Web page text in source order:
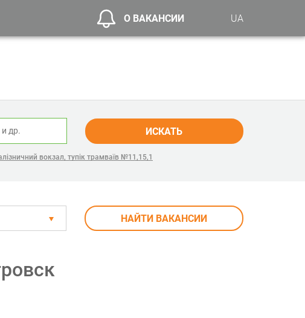
О ВАКАНСИИ UA
ИСКАТЬ
вокзал, тупік трамваїв №11,15,1
НАЙТИ ВАКАНСИИ